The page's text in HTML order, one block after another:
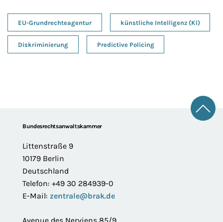
EU-Grundrechteagentur künstliche Intelligenz (KI)
Diskriminierung Predictive Policing
FooterBundesrechtsanwaltskammer
Littenstraße 9
10179 Berlin
Deutschland
Telefon: +49 30 284939-0
E-Mail: zentrale@brak.de